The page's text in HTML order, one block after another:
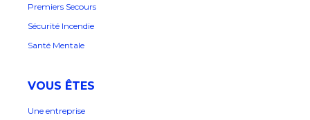
Premiers Secours
Sécurité Incendie
Santé Mentale
VOUS ÊTES
Une entreprise